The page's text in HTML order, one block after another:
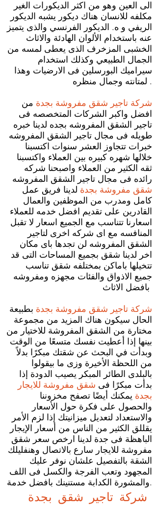
الى العين وهو من اكثر الديكورات الغير
مكلفه للانسان هناك ديكور يشبه الديكور
الريفي و ه. الديكور الفرنسي والذى يتميز
عنه باستخدام الألوان الهادئة والاثاث
الخشبى المزخرف الذى يعطى لمسه من
الجمال الطبيعي وكذلك استخدام
سيراميك البورسلين فى الارضيات وهذا
لمتانته وجمال منظره .
شركة تاجير شقق مفروشة بجدة من
افضل واكبر الشركات المتخصصه فى
تاجير الشقق المفروشه بجده لدينا خبره
طويله فى مجال تاجير الشقق المفروشه
خبرات تتجاوز العشر سنوات اكتسبنا
خلالها شهره كبيره بين العملاء واكتسبنا
ثقه الكثير من العملاء واصبحنا شركه
رائده فى مجال تاجير الشقق المفروشه
شقق مفروشة بجدة لدينا فريق عمل
كامل ومدرب من الموظفين والعمال
القادرين على تقديم افضل خدمه للعملاء
اسعارنا تتناسب مع الجميع اسعار لا تقبل
المنافسه مع اى شركه اخرى لتاجير
الشقق المفروشه لن تجدها باى مكان
اخر لدينا شقق بجميع المساحات التى قد
تتخيلها باماكن بمختلفه شقق تناسب
جميع الاذواق والفئات مجهزه ومفروشه
شركة تاجير شقق مفروشة بجدة بطبيعة
الحال سيكون هناك المزيد من مجموعة
مختارة من الشقق المفروشة للاختيار من
بينها إذا أعطيت نفسك متسعًا من الوقت
وبدأت في البحث عن شقتك مبكرًا بدلاً
من اللحظة الأخيرة وزى ما بيقولوا
بالبلدى الطائر المبكر يصيب الدودة إذا
بدأت مبكرًا فى شقق مفروشة للايجار
بجدة يمكنك أيضًا تصفح مخزوننا
والحصول على فكرة حول الأسعار
والاستعداد لتعديل ميزانيتك إذا لزم الأمر
يقللق الكثير من الناس من أسعار الإيجار
الباهظة فى جدة لدينا ارخص سعر شقق
مفروشة للايجار سارع بالاتصال وهنفليلك
الشقة بالتفصيل علشان نوفر عليك
المجهود وتعب الفرجة والكسل فى اللف
والمشورة الكدابة مستنينك بافضل خدمة.
شركة تاجير شقق بجدة